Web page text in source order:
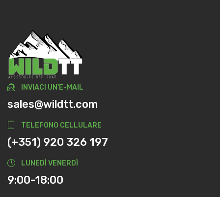
INVIACI UN'E-MAIL
sales@wildtt.com
TELEFONO CELLULARE
(+351) 920 326 197
LUNEDÌ VENERDÌ
9:00-18:00